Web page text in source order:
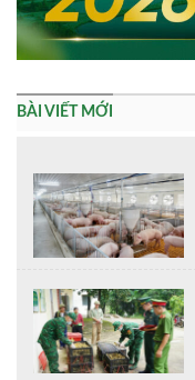
BÀI VIẾT MỚI